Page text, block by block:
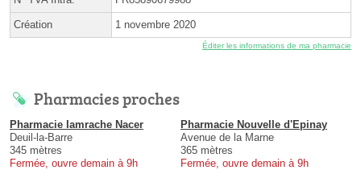
Création 1 novembre 2020
Éditer les informations de ma pharmacie
Pharmacies proches
Pharmacie Iamrache Nacer
Deuil-la-Barre
345 mètres
Fermée, ouvre demain à 9h
Pharmacie Nouvelle d'Epinay
Avenue de la Marne
365 mètres
Fermée, ouvre demain à 9h